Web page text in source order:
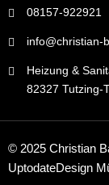
08157-922921
info@christian-
Heizung &
82327 Tutzing-
© 2025 Christian
UptodateDesign